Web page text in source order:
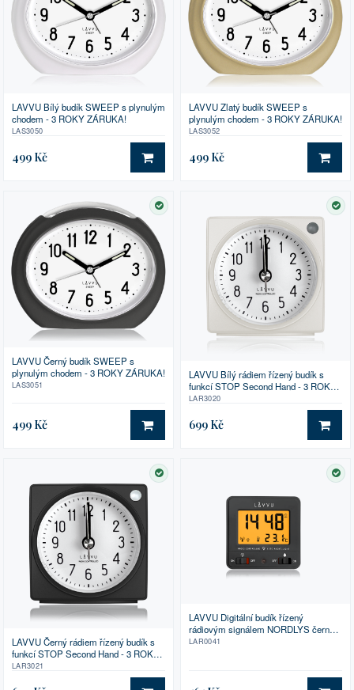
LAVVU Bílý budík SWEEP s plynulým
chodem - 3 ROKY ZÁRUKA!
LAS3050
499 Kč DO KOŠÍKU
LAVVU Zlatý budík SWEEP s
plynulým chodem - 3 ROKY ZÁRUKA!
LAS3052
499 Kč DO
SKLADEM
LAVVU Černý budík SWEEP s
plynulým chodem - 3 ROKY ZÁRUKA!
LAS3051
499 Kč DO KOŠÍKU
LAVVU Bílý rádiem řízený budík s
funkcí STOP Second Hand - 3 ROKY
ZÁRUKA!
LAR3020
699 Kč DO
SKLADEM
LAVVU Černý rádiem řízený budík s
funkcí STOP Second Hand - 3 ROKY
ZÁRUKA!
LAR3021
LAVVU Digitální budík řízený
rádiovým signálem NORDLYS černý
se světelným senzorem
LAR0041